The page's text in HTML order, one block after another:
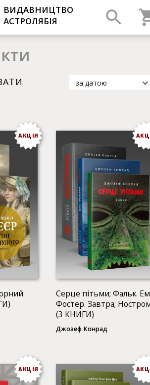
ВИДАВНИЦТВО
АСТРОЛЯБІЯ
за датою
за назвою
АКЦІЯ
Серце пітьми; Фальк.
Фостер. Завтра;
(3 КНИГИ)
Джозеф Конрад
АКЦІЯ